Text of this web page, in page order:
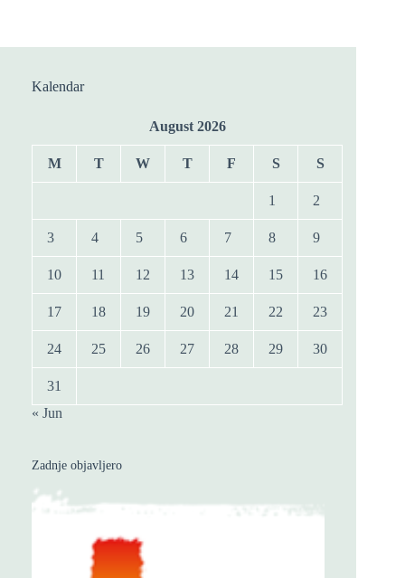
Kalendar
August 2026
M T W T F S S
1 2
3 4 5 6 7 8 9
10 11 12 13 14 15 16
17 18 19 20 21 22 23
24 25 26 27 28 29 30
31
« Jun
Zadnje objavljero